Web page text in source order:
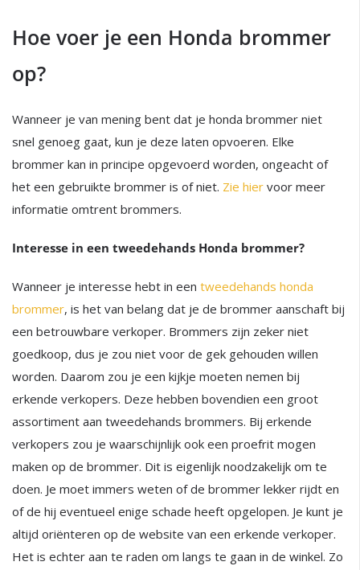
Hoe voer je een Honda brommer
op?
Wanneer je van mening bent dat je honda brommer niet
snel genoeg gaat, kun je deze laten opvoeren. Elke
brommer kan in principe opgevoerd worden, ongeacht of
het een gebruikte brommer is of niet. Zie hier voor meer
informatie omtrent brommers.
Interesse in een tweedehands Honda brommer?
Wanneer je interesse hebt in een tweedehands honda
brommer, is het van belang dat je de brommer aanschaft bij
een betrouwbare verkoper. Brommers zijn zeker niet
goedkoop, dus je zou niet voor de gek gehouden willen
worden. Daarom zou je een kijkje moeten nemen bij
erkende verkopers. Deze hebben bovendien een groot
assortiment aan tweedehands brommers. Bij erkende
verkopers zou je waarschijnlijk ook een proefrit mogen
maken op de brommer. Dit is eigenlijk noodzakelijk om te
doen. Je moet immers weten of de brommer lekker rijdt en
of de hij eventueel enige schade heeft opgelopen. Je kunt je
altijd oriënteren op de website van een erkende verkoper.
Het is echter aan te raden om langs te gaan in de winkel. Zo